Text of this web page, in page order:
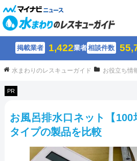
掲載業者 1,422業者相談件数
水まわりのレスキューガイド お役立ち情
PR
お風呂排水口ネット【
タイプの製品を比較